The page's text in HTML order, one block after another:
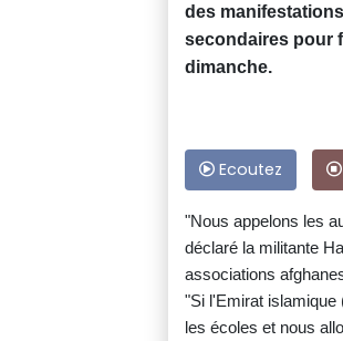
des
secondaires pour
dimanche.
Ecoutez
"Nous appelons les
déclaré la militante
associations
"Si l'Emirat islamique
les écoles et nous